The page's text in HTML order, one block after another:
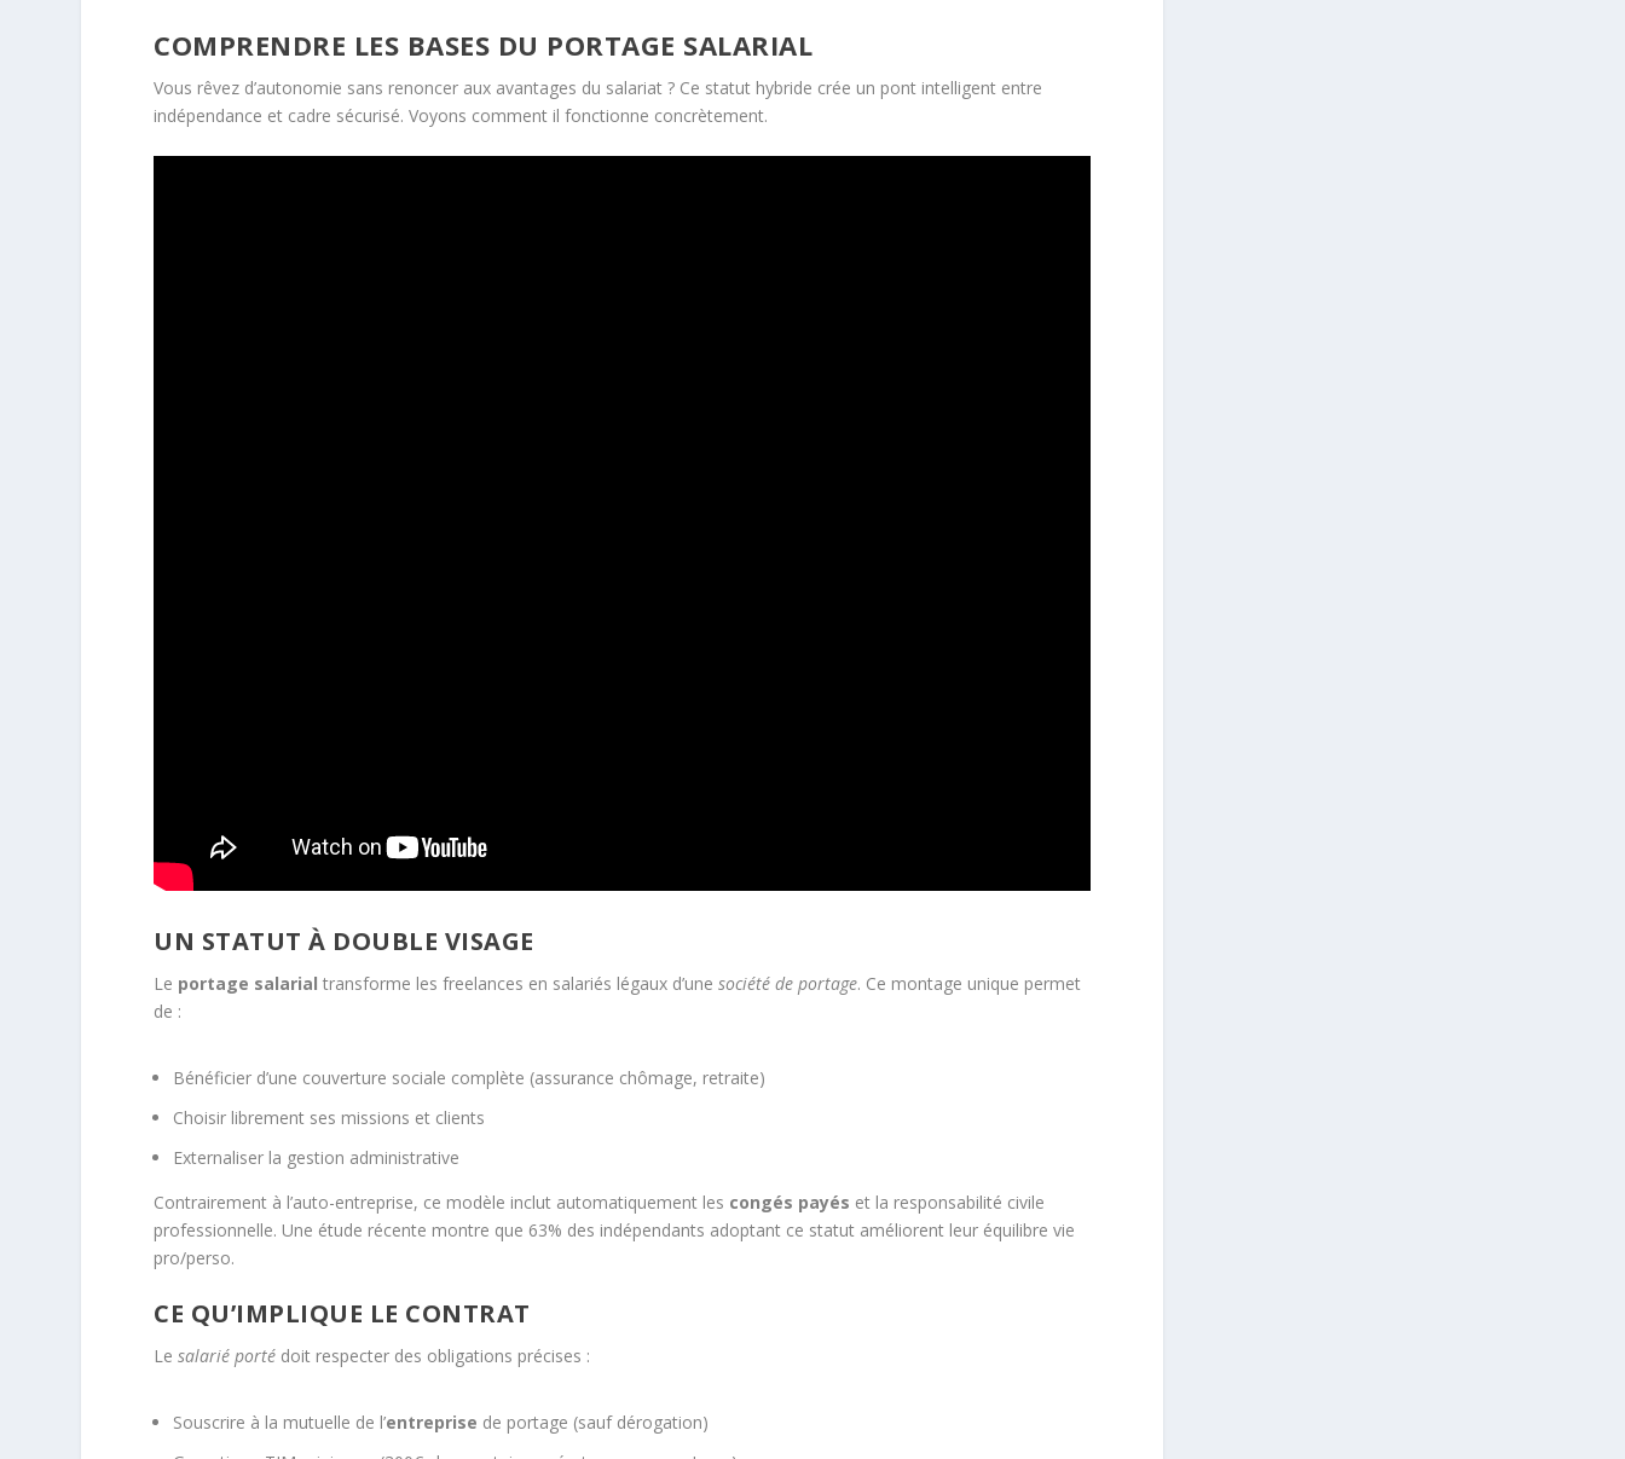
COMPRENDRE LES BASES DU PORTAGE SALARIAL
Vous rêvez d’autonomie sans renoncer aux avantages du salariat ? Ce statut hybride crée un pont intelligent entre
indépendance et cadre sécurisé. Voyons comment il fonctionne concrètement.
UN STATUT À DOUBLE VISAGE
Le portage salarial transforme les freelances en salariés légaux d’unesociété de portage. Ce montage unique permet
de :
Bénéficier d’une couverture sociale complète (assurance chômage, retraite)
Choisir librement ses missions et clients
Externaliser la gestion administrative
Contrairement à l’auto-entreprise, ce modèle inclut automatiquement les congés payés et la responsabilité civile
professionnelle. Une étude récente montre que 63% des indépendants adoptant ce statut améliorent leur équilibre vie
pro/perso.
CE QU’IMPLIQUE LE CONTRAT
Lesalarié porté doit respecter des obligations précises :
Souscrire à la mutuelle de l’entreprise de portage (sauf dérogation)